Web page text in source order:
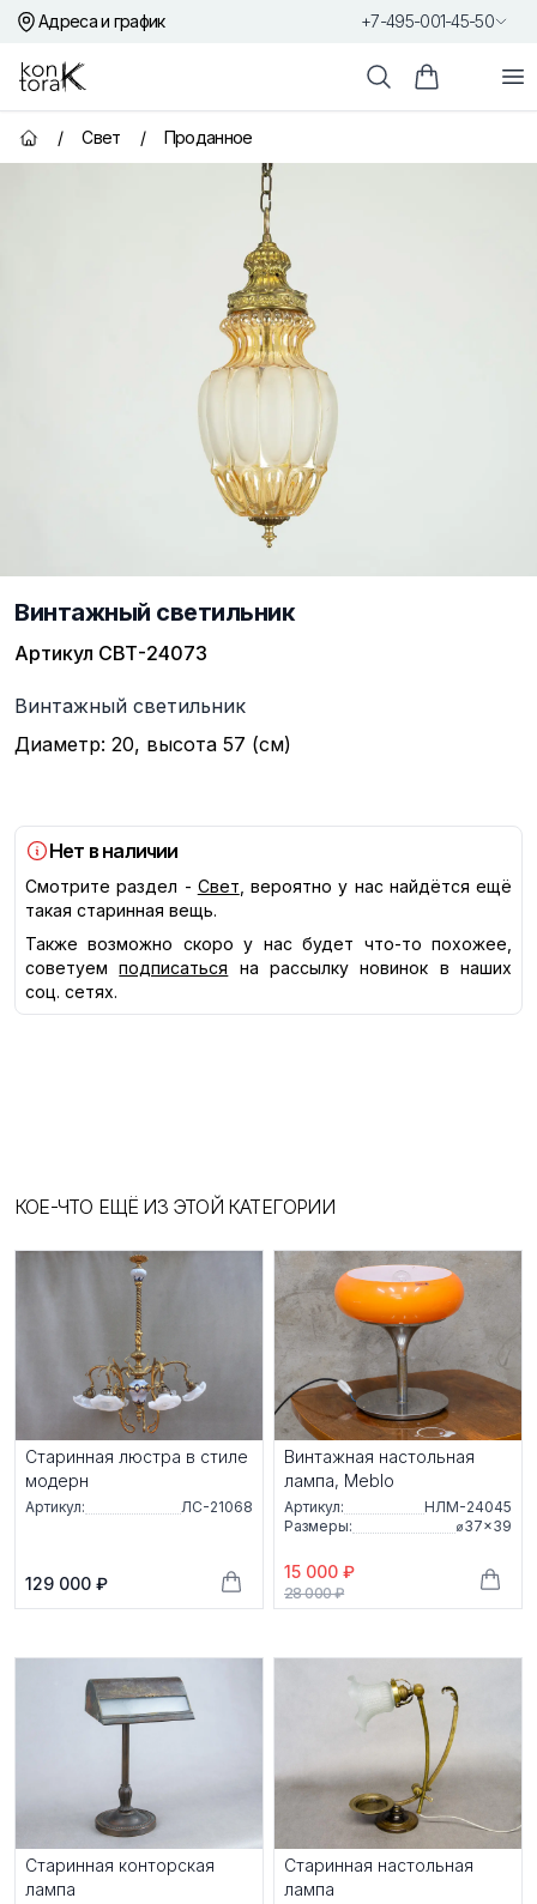
Адреса и график +7-495-001-45-50
Контора К
ПоискКорзина
Главная страница
/ Свет / Проданное
Винтажный светильник
Артикул СВТ-24073
Описание
Винтажный светильник
Диаметр: 20, высота 57 (см)
Нет в наличии
Смотрите раздел - Свет , вероятно у нас найдётся ещё
такая старинная вещь.
Также возможно скоро у нас будет что-то похожее,
советуем
подписаться
на рассылку новинок в наших
соц. сетях.
КОЕ-ЧТО ЕЩЁ ИЗ ЭТОЙ КАТЕГОРИИ
Старинная люстра в стиле
модерн
Артикул: ЛС-21068
129 000 ₽
Винтажная настольная
лампа, Meblo
Артикул:
НЛМ-24045
Размеры:
⌀37×39
15 000 ₽
28 000 ₽
Старинная конторская
лампа
Старинная настольная
лампа